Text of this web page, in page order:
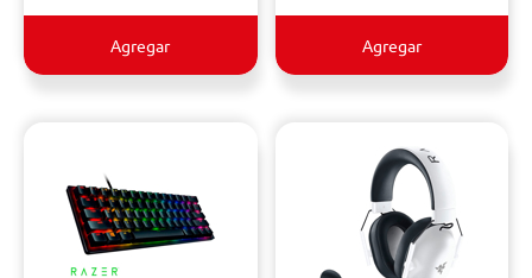
Agregar Agregar